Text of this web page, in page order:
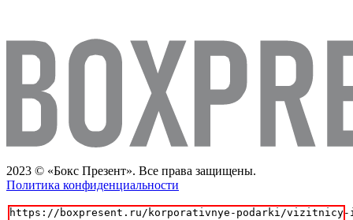
2023 © «Бокс Презент». Все права защищены.
Политика конфиденциальности
https://boxpresent.ru/korporativnye-podarki/vizitnicy-